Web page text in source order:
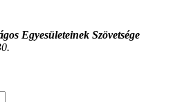
Egyesületeinek Szövetsége